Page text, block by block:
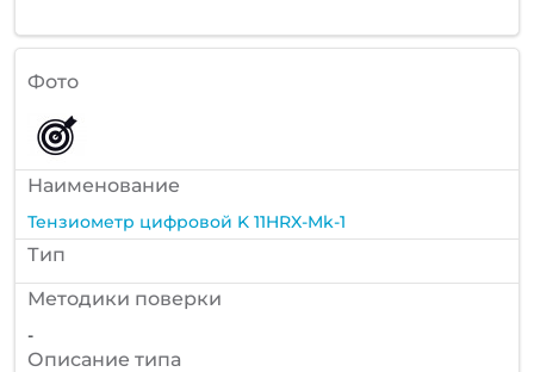
Фото
Наименование
Тензиометр цифровой K 11HRX-Mk-1
Тип
Методики поверки
-
Описание типа